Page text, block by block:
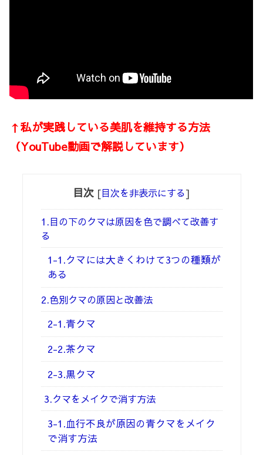
↑私が実践している美肌を維持する方法
（YouTube動画で解説しています）
目次 [目次を非表示にする]
1.目の下のクマは原因を色で調べて改善す
る
1-1.クマには大きくわけて3つの種類が
ある
2.色別クマの原因と改善法
2-1.青クマ
2-2.茶クマ
2-3.黒クマ
3.クマをメイクで消す方法
3-1.血行不良が原因の青クマをメイク
で消す方法